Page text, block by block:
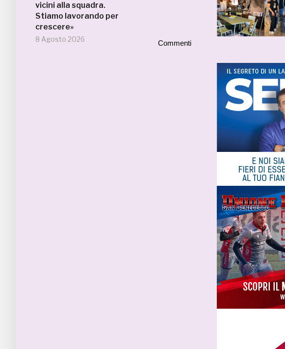
vicini alla squadra.
Stiamo lavorando per
crescere»
8 Agosto 2026 Commenti